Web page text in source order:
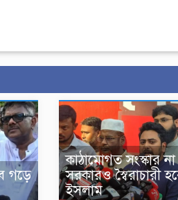
গড়ে
কাঠামোগত সংস্কার
সরকারও স্বৈরাচারী
ইসলাম